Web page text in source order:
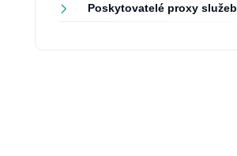
Poskytovatelé proxy služeb